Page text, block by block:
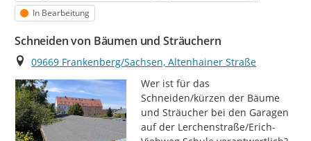
Status
In Bearbeitung
Schneiden von Bäumen und Sträuchern
Ort
09669 Frankenberg/Sachsen, Altenhainer Straße
Wer ist für das
Schneiden/kürzen der Bäume
und Sträucher bei den Garagen
auf der Lerchenstraße/Erich-